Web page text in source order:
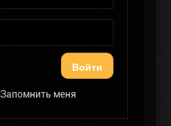
Войти
Запомнить меня